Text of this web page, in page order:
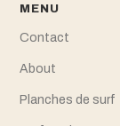
MENU
Contact
About
Planches de surf